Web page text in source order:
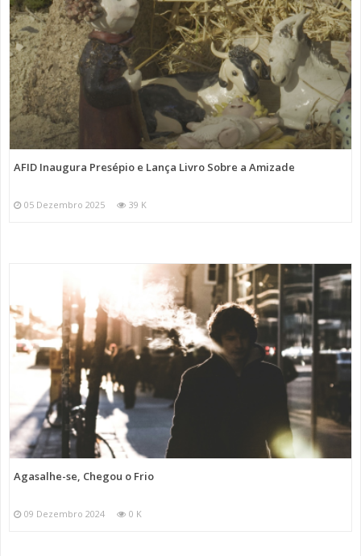
AFID Inaugura Presépio e Lança Livro Sobre a Amizade
05 Dezembro 2025 39 K
Agasalhe-se, Chegou o Frio
09 Dezembro 2024 0 K